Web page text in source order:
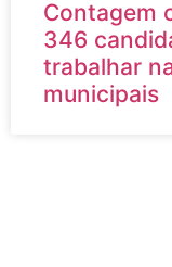
Contagem
346
trabalhar
municipais